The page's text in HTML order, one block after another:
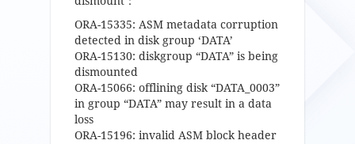
ORA-15335: ASM metadata corruption
detected in disk group ‘DATA’
ORA-15130: diskgroup “DATA” is being
dismounted
ORA-15066: offlining disk “DATA_0003”
in group “DATA” may result in a data
loss
ORA-15196: invalid ASM block header